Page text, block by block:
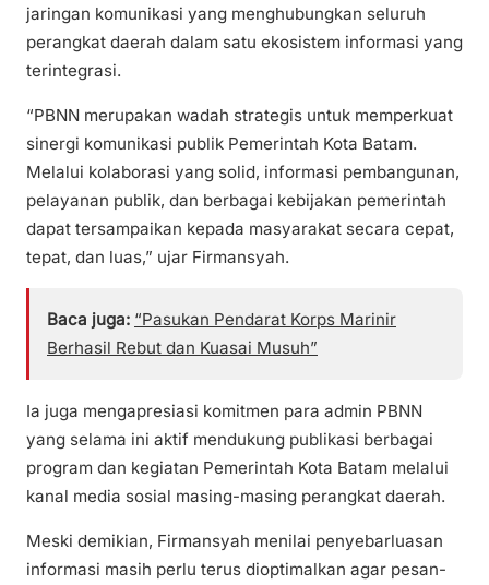
jaringan komunikasi yang menghubungkan seluruh
perangkat daerah dalam satu ekosistem informasi yang
terintegrasi.
“PBNN merupakan wadah strategis untuk memperkuat
sinergi komunikasi publik Pemerintah Kota Batam.
Melalui kolaborasi yang solid, informasi pembangunan,
pelayanan publik, dan berbagai kebijakan pemerintah
dapat tersampaikan kepada masyarakat secara cepat,
tepat, dan luas,” ujar Firmansyah.
Baca juga: “Pasukan Pendarat Korps Marinir
Berhasil Rebut dan Kuasai Musuh”
Ia juga mengapresiasi komitmen para admin PBNN
yang selama ini aktif mendukung publikasi berbagai
program dan kegiatan Pemerintah Kota Batam melalui
kanal media sosial masing-masing perangkat daerah.
Meski demikian, Firmansyah menilai penyebarluasan
informasi masih perlu terus dioptimalkan agar pesan-